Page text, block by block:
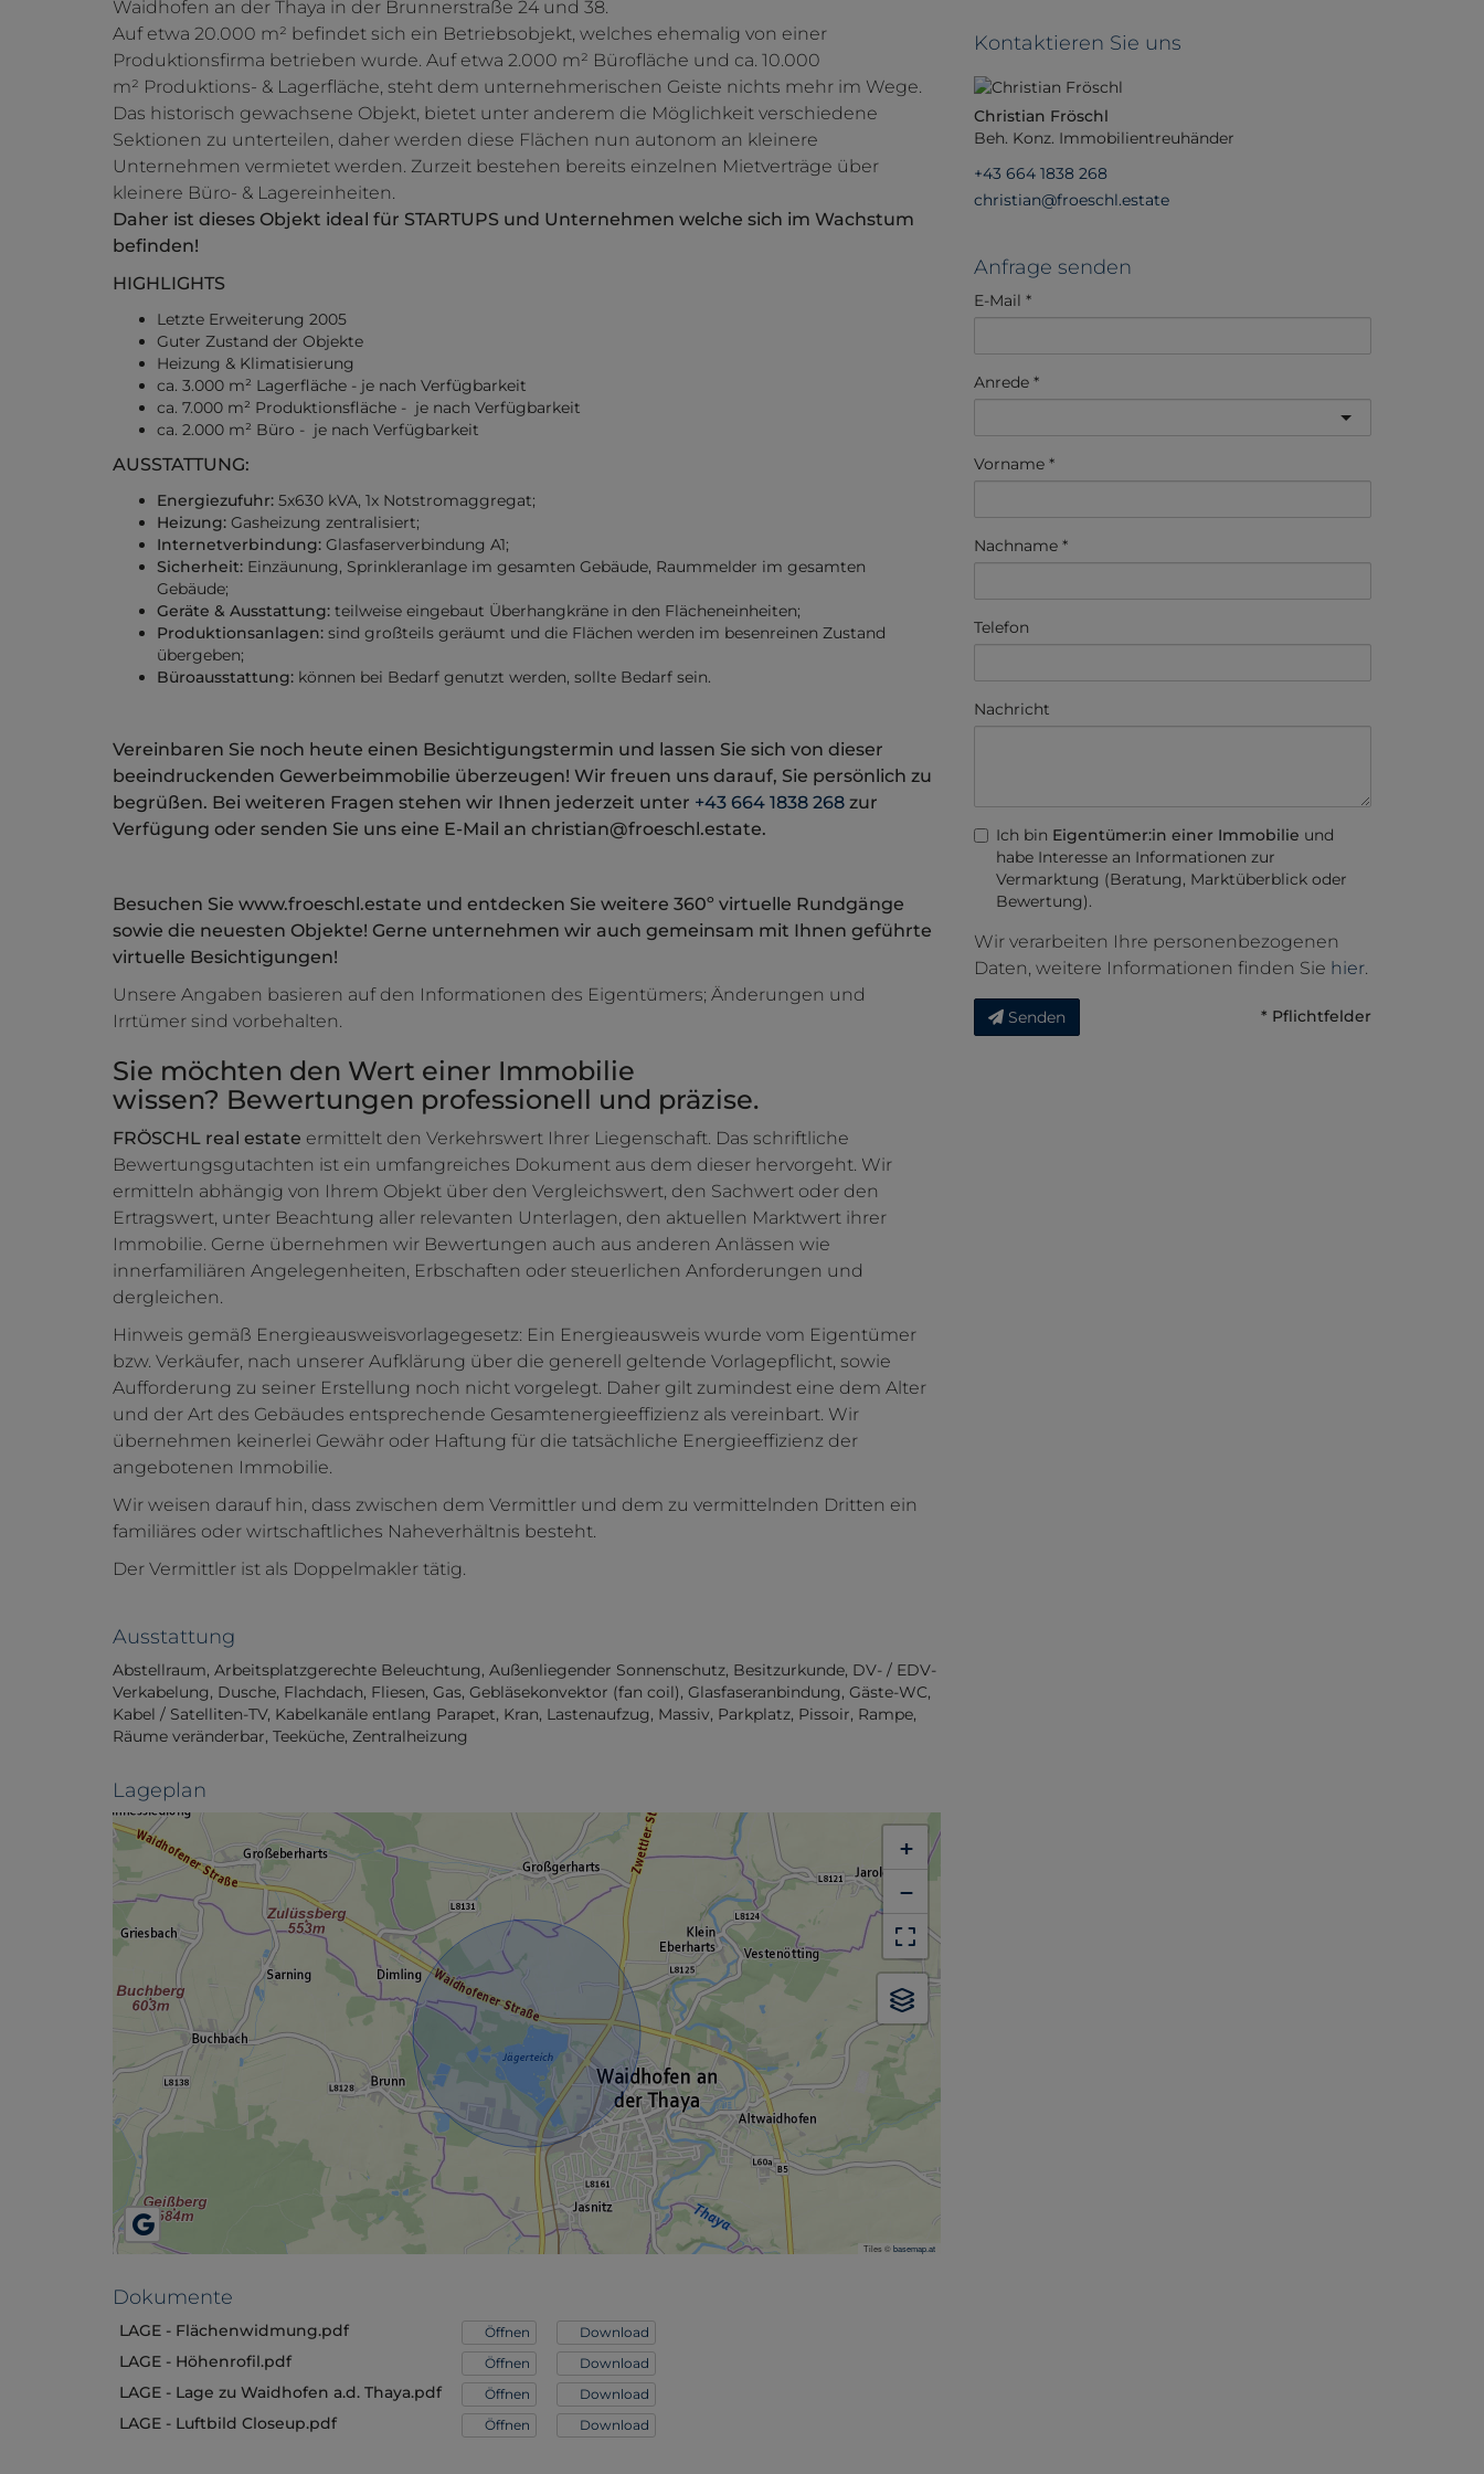
Waidhofen an der Thaya in der Brunnerstraße 24 und 38.
Auf etwa 20.000 m² befindet sich ein Betriebsobjekt, welches ehemalig von einer
Produktionsfirma betrieben wurde. Auf etwa 2.000 m² Bürofläche und ca. 10.000
m² Produktions- & Lagerfläche, steht dem unternehmerischen Geiste nichts mehr im Wege.
Das historisch gewachsene Objekt, bietet unter anderem die Möglichkeit verschiedene
Sektionen zu unterteilen, daher werden diese Flächen nun autonom an kleinere
Unternehmen vermietet werden. Zurzeit bestehen bereits einzelnen Mietverträge über
kleinere Büro- & Lagereinheiten.
Daher ist dieses Objekt ideal für STARTUPS und Unternehmen welche sich im Wachstum
befinden!
HIGHLIGHTS
Letzte Erweiterung 2005
Guter Zustand der Objekte
Heizung & Klimatisierung
ca. 3.000 m² Lagerfläche - je nach Verfügbarkeit
ca. 7.000 m² Produktionsfläche - je nach Verfügbarkeit
ca. 2.000 m² Büro - je nach Verfügbarkeit
AUSSTATTUNG:
Energiezufuhr: 5x630 kVA, 1x Notstromaggregat;
Heizung: Gasheizung zentralisiert;
Internetverbindung: Glasfaserverbindung A1;
Sicherheit: Einzäunung, Sprinkleranlage im gesamten Gebäude, Raummelder im gesamten
Gebäude;
Geräte & Ausstattung: teilweise eingebaut Überhangkräne in den Flächeneinheiten;
Produktionsanlagen: sind großteils geräumt und die Flächen werden im besenreinen Zustand
übergeben;
Büroausstattung: können bei Bedarf genutzt werden, sollte Bedarf sein.
Vereinbaren Sie noch heute einen Besichtigungstermin und lassen Sie sich von dieser
beeindruckenden Gewerbeimmobilie überzeugen! Wir freuen uns darauf, Sie persönlich zu
begrüßen. Bei weiteren Fragen stehen wir Ihnen jederzeit unter +43 664 1838 268 zur
Verfügung oder senden Sie uns eine E-Mail an christian@froeschl.estate.
Besuchen Sie www.froeschl.estate und entdecken Sie weitere 360º virtuelle Rundgänge
sowie die neuesten Objekte! Gerne unternehmen wir auch gemeinsam mit Ihnen geführte
virtuelle Besichtigungen!
Unsere Angaben basieren auf den Informationen des Eigentümers; Änderungen und
Irrtümer sind vorbehalten.
Sie möchten den Wert einer Immobilie
wissen? Bewertungen professionell und präzise.
FRÖSCHL real estate ermittelt den Verkehrswert Ihrer Liegenschaft. Das schriftliche
Bewertungsgutachten ist ein umfangreiches Dokument aus dem dieser hervorgeht. Wir
ermitteln abhängig von Ihrem Objekt über den Vergleichswert, den Sachwert oder den
Ertragswert, unter Beachtung aller relevanten Unterlagen, den aktuellen Marktwert ihrer
Immobilie. Gerne übernehmen wir Bewertungen auch aus anderen Anlässen wie
innerfamiliären Angelegenheiten, Erbschaften oder steuerlichen Anforderungen und
dergleichen.
Hinweis gemäß Energieausweisvorlagegesetz: Ein Energieausweis wurde vom Eigentümer
bzw. Verkäufer, nach unserer Aufklärung über die generell geltende Vorlagepflicht, sowie
Aufforderung zu seiner Erstellung noch nicht vorgelegt. Daher gilt zumindest eine dem Alter
und der Art des Gebäudes entsprechende Gesamtenergieeffizienz als vereinbart. Wir
übernehmen keinerlei Gewähr oder Haftung für die tatsächliche Energieeffizienz der
angebotenen Immobilie.
Wir weisen darauf hin, dass zwischen dem Vermittler und dem zu vermittelnden Dritten ein
familiäres oder wirtschaftliches Naheverhältnis besteht.
Der Vermittler ist als Doppelmakler tätig.
Ausstattung
Abstellraum Arbeitsplatzgerechte Beleuchtung Außenliegender Sonnenschutz Besitzurkunde DV- / EDV-
Verkabelung Dusche Flachdach Fliesen Gas Gebläsekonvektor (fan coil) Glasfaseranbindung Gäste-WC
Kabel / Satelliten-TV Kabelkanäle entlang Parapet Kran Lastenaufzug Massiv Parkplatz Pissoir Rampe
Räume veränderbar Teeküche Zentralheizung
Lageplan
+
−
Tiles ©basemap.at
Dokumente
LAGE - Flächenwidmung.pdf Öffnen Download
LAGE - Höhenrofil.pdf Öffnen Download
LAGE - Lage zu Waidhofen a.d. Thaya.pdf Öffnen Download
LAGE - Luftbild Closeup.pdf Öffnen Download
Kontaktieren Sie uns
Christian Fröschl
Beh. Konz. Immobilientreuhänder
+43 664 1838 268
christian@froeschl.estate
Anfrage senden
E-Mail
Anrede
Vorname
Nachname
Telefon
Nachricht
Ich bin Eigentümer:in einer Immobilie und
habe Interesse an Informationen zur
Vermarktung (Beratung, Marktüberblick oder
Bewertung).
Wir verarbeiten Ihre personenbezogenen
Daten, weitere Informationen finden Sie hier.
Senden * Pflichtfelder